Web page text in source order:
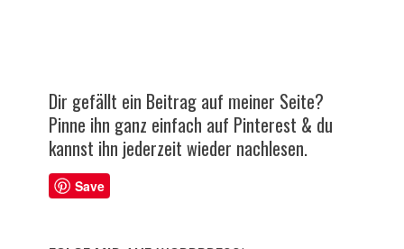
Dir gefällt ein Beitrag auf meiner Seite?
Pinne ihn ganz einfach auf Pinterest & du
kannst ihn jederzeit wieder nachlesen.
Save